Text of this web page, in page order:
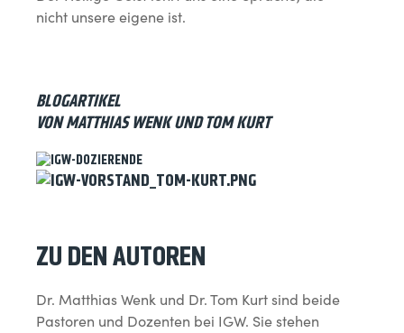
nicht unsere eigene ist.
BLOGARTIKEL
VON MATTHIAS WENK UND TOM KURT
ZU DEN AUTOREN
Dr. Matthias Wenk und Dr. Tom Kurt sind beide
Pastoren und Dozenten bei IGW. Sie stehen